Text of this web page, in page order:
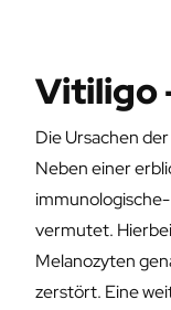
Vitiligo
Die Ursachen
Neben einer
vermutet.
Melanozyten
zerstört. Eine